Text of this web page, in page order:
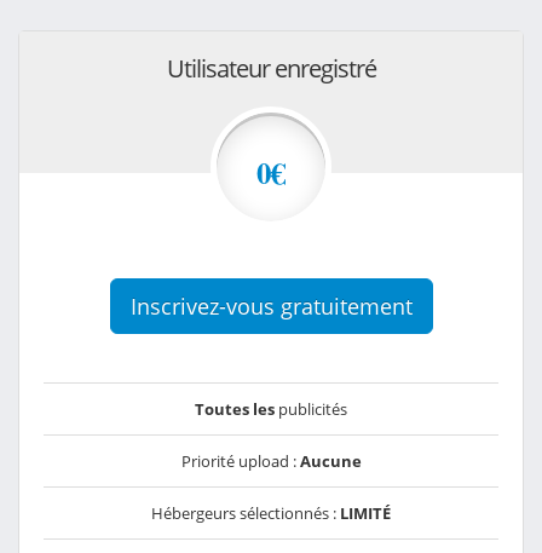
Utilisateur enregistré
0€
Inscrivez-vous gratuitement
Toutes les publicités
Priorité upload :Aucune
Hébergeurs sélectionnés : LIMITÉ